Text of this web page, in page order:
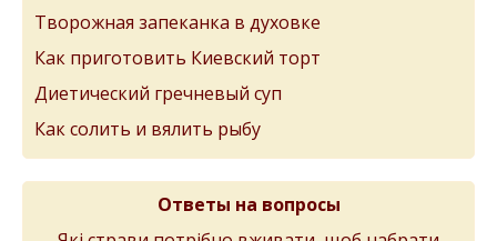
Творожная запеканка в духовке
Как приготовить Киевский торт
Диетический гречневый суп
Как солить и вялить рыбу
Ответы на вопросы